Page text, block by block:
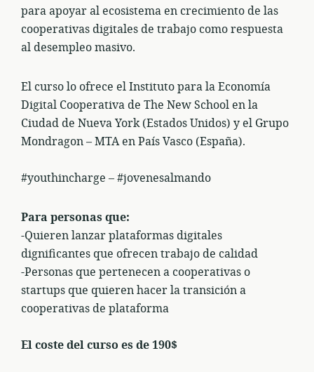
para apoyar al ecosistema en crecimiento de las
cooperativas digitales de trabajo como respuesta
al desempleo masivo.
El curso lo ofrece el Instituto para la Economía
Digital Cooperativa de The New School en la
Ciudad de Nueva York (Estados Unidos) y el Grupo
Mondragon – MTA en País Vasco (España).
#youthincharge – #jovenesalmando
Para personas que:
-Quieren lanzar plataformas digitales
dignificantes que ofrecen trabajo de calidad
-Personas que pertenecen a cooperativas o
startups que quieren hacer la transición a
cooperativas de plataforma
El coste del curso es de 190$